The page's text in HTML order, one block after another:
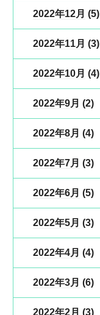
2022年12月 (5)
2022年11月 (3)
2022年10月 (4)
2022年9月 (2)
2022年8月 (4)
2022年7月 (3)
2022年6月 (5)
2022年5月 (3)
2022年4月 (4)
2022年3月 (6)
2022年2月 (3)